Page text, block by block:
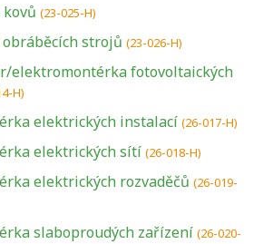
(23-025-H)
obráběcích strojů (23-026-H)
elektromontérka fotovoltaických
H)
elektrických instalací (26-017-H)
elektrických sítí (26-018-H)
elektrických rozvaděčů (26-019-
slaboproudých zařízení (26-020-